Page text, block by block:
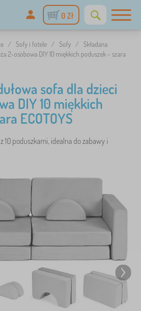
0 Zł
/ Sofy i fotele / Sofy / Składana
2-osobowa DIY 10 miękkich poduszek - szara
sofa dla dzieci
DIY 10 miękkich
ECOTOYS
10 poduszkami, idealna do zabawy i